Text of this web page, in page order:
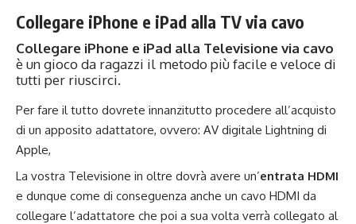
Collegare iPhone e iPad alla TV via cavo
Collegare iPhone e iPad alla Televisione via cavo
è un gioco da ragazzi il metodo più facile e veloce di
tutti per riuscirci.
Per fare il tutto dovrete innanzitutto procedere all’acquisto
di un apposito adattatore, ovvero: AV digitale Lightning di
Apple,
La vostra Televisione in oltre dovrà avere un’entrata HDMI
e dunque come di conseguenza anche un cavo HDMI da
collegare l’adattatore che poi a sua volta verrà collegato al